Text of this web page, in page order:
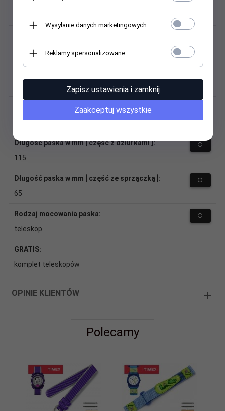
srebrny
Szerokość przy sprzączce:
Długość paska w mm [ część z dziurkami ]:
115
Długość paska w mm [ część ze sprzączką ]:
65
Rodzaj mocowania paska:
teleskop
GRATIS:
komplet teleskopów
OPINIE KLIENTÓW
Polecamy
Wysyłanie danych marketingowych
Reklamy spersonalizowane
Zapisz ustawienia i zamknij
Zaakceptuj wszystkie